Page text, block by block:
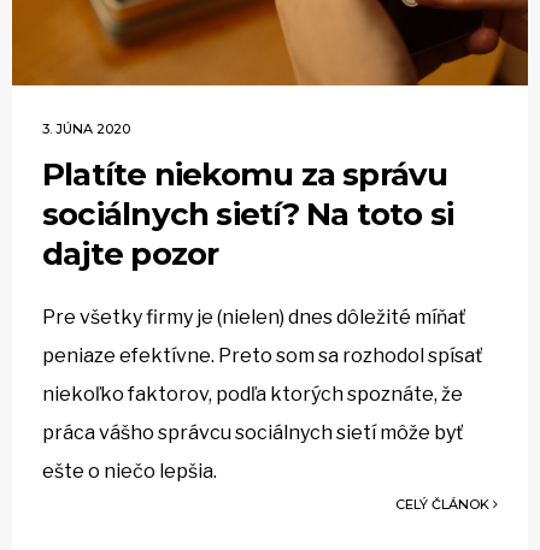
3. JÚNA 2020
Platíte niekomu za správu
sociálnych sietí? Na toto si
dajte pozor
Pre všetky firmy je (nielen) dnes dôležité míňať
peniaze efektívne. Preto som sa rozhodol spísať
niekoľko faktorov, podľa ktorých spoznáte, že
práca vášho správcu sociálnych sietí môže byť
ešte o niečo lepšia.
CELÝ ČLÁNOK